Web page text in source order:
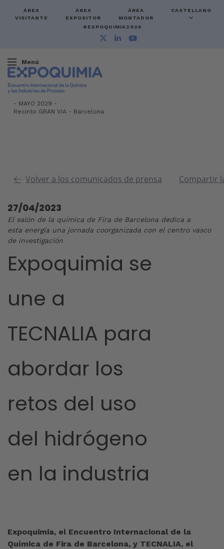
ÁREA
VISITANTE
ÁREA
EXPOSITOR
ÁREA
MONTADOR
CASTELLANO
#EXPOQUIMIA2026
Menú
- MAYO 2029 -
Recinto GRAN VIA - Barcelona
Volver a los comunicados de prensa Compartir
27/04/2023
El salón de la química de Fira de Barcelona dedica a
esta energía una jornada coorganizada con el centro vasco
de investigación
Expoquimia se
une a
TECNALIA para
abordar los
retos del uso
del hidrógeno
en la industria
Expoquimia, el Encuentro Internacional de la
Química de Fira de Barcelona, y TECNALIA, el